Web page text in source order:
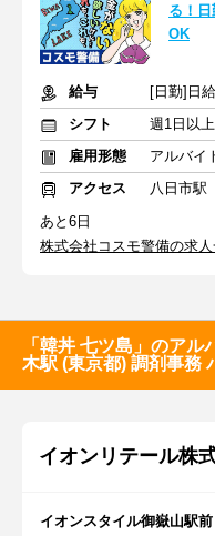
る！
OK
給与
シフト
週1日以
雇用形態
アルバイ
アクセス
八日市駅
あと6日
株式会社コスモ警備の求
「韓丼 七ツ島」のア
木駅 (東京都) 調剤事務
イオンリテール株
イオンスタイル御嶽山駅